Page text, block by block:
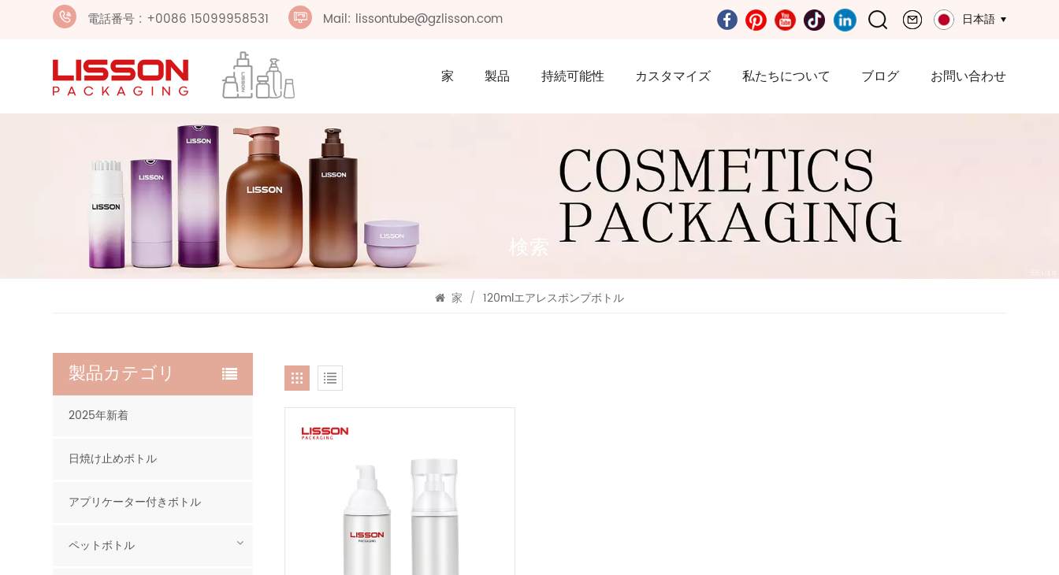
電話番号 : +0086 15099958531 Mail: lissontube@gzlisson.com 日本語
家 製品 持続可能性 カスタマイズ 私たちについて ブログ お問い合わせ
検索
家 / 120mlエアレスポンプボトル
製品カテゴリ
2025年新着
日焼け止めボトル
アプリケーター付きボトル
ペットボトル